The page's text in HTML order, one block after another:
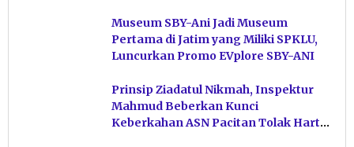
Museum SBY-Ani Jadi Museum
Pertama di Jatim yang Miliki SPKLU,
Luncurkan Promo EVplore SBY-ANI
Prinsip Ziadatul Nikmah, Inspektur
Mahmud Beberkan Kunci
Keberkahan ASN Pacitan Tolak Harta